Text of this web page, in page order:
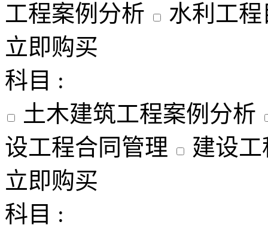
工程案例分析
水利工
立即购买
科目 :
土木建筑工程案例分析
设工程合同管理
建设
立即购买
科目 :